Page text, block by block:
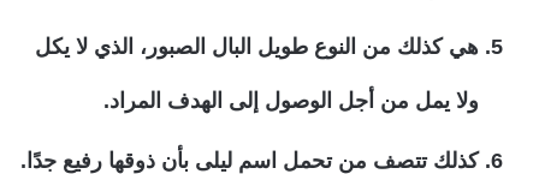
هي كذلك من النوع طويل البال الصبور، الذي لا يكل
ولا يمل من أجل الوصول إلى الهدف المراد.
كذلك تتصف من تحمل اسم ليلى بأن ذوقها رفيع جدًا.